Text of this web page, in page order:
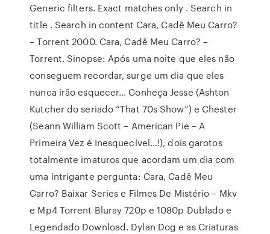
Generic filters. Exact matches only . Search in
title . Search in content Cara, Cadê Meu Carro?
– Torrent 2000. Cara, Cadê Meu Carro? –
Torrent. Sinopse: Após uma noite que eles não
conseguem recordar, surge um dia que eles
nunca irão esquecer… Conheça Jesse (Ashton
Kutcher do seriado “That 70s Show”) e Chester
(Seann William Scott – American Pie – A
Primeira Vez é Inesquecível…!), dois garotos
totalmente imaturos que acordam um dia com
uma intrigante pergunta: Cara, Cadê Meu
Carro? Baixar Series e Filmes De Mistério – Mkv
e Mp4 Torrent Bluray 720p e 1080p Dublado e
Legendado Download. Dylan Dog e as Criaturas